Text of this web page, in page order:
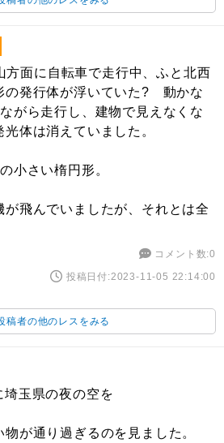
方面に自転車で走行中、ふと北西
の発行体が浮いていた? 動かな
がら走行し、建物で見えなくな
体は消えていました。
小さい楕円形。
飛んでいましたが、それとは全
コメント数:0
投稿日付:2023-11-05 22:14:00
稿者の他のレスをみる
玉県の夜の空を
が通り過ぎるのを見ました。